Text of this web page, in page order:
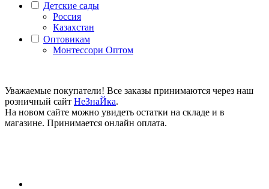
Детские сады
Россия
Казахстан
Оптовикам
Монтессори Оптом
Уважаемые покупатели! Все заказы принимаются через наш
розничный сайт НеЗнаЙка.
На новом сайте можно увидеть остатки на складе и в
магазине. Принимается онлайн оплата.